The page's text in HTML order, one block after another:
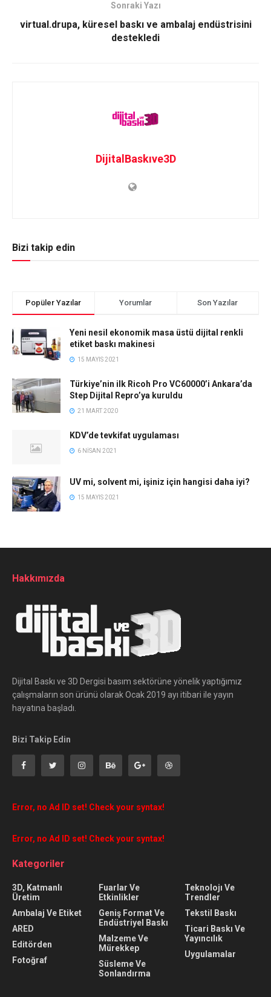
Sonraki Yazı
virtual.drupa, küresel baskı ve ambalaj endüstrisini
destekledi
DijitalBaskıve3D
Bizi takip edin
Popüler Yazılar Yorumlar Son Yazılar
Yeni nesil ekonomik masa üstü dijital renkli
etiket baskı makinesi
15 MAYIS 2021
Türkiye’nin ilk Ricoh Pro VC60000’i Ankara’da
Step Dijital Repro’ya kuruldu
21 MART 2020
KDV’de tevkifat uygulaması
6 NISAN 2021
UV mi, solvent mi, işiniz için hangisi daha iyi?
15 MAYIS 2021
Hakkımızda
Dijital Baskı ve 3D Dergisi basım sektörüne yönelik yaptığımız
çalışmaların son ürünü olarak Ocak 2019 ayı itibari ile yayın
hayatına başladı.
Bizi Takip Edin
Error, no Ad ID set! Check your syntax!
Error, no Ad ID set! Check your syntax!
Kategoriler
3D, Katmanlı
Üretim
Ambalaj Ve Etiket
ARED
Editörden
Fotoğraf
Fuarlar Ve
Etkinlikler
Geniş Format Ve
Endüstriyel Baskı
Malzeme Ve
Mürekkep
Süsleme Ve
Sonlandırma
Teknolojı Ve
Trendler
Tekstil Baskı
Ticari Baskı Ve
Yayıncılık
Uygulamalar